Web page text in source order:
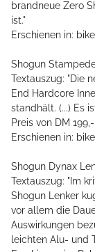
brandneue Zero
ist."
Erschienen in:
Shogun
Textauszug: "Die
End Hardcore
standhält. (...) Es
Preis von DM
Erschienen in:
Shogun Dynax
Textauszug: "Im
Shogun Lenker
vor allem die
Auswirkungen
leichten Alu- und